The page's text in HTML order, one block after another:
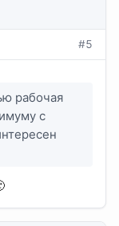
#5
рабочая
с